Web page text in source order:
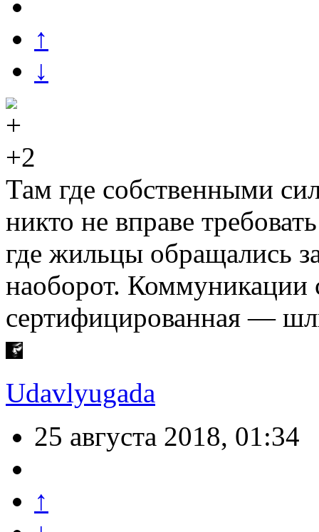
↑
↓
+2
Там где собственными
никто не вправе
где жильцы обращались
наоборот. Коммуникации
сертифицированная —
Udavlyugada
25 августа 2018, 01:34
↑